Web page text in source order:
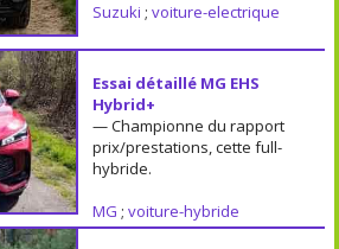
Suzuki ; voiture-electrique
Essai détaillé MG EHS
Hybrid+
— Championne du rapport
prix/prestations, cette full-
hybride.
MG ; voiture-hybride